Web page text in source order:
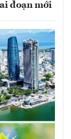
đoạn mới